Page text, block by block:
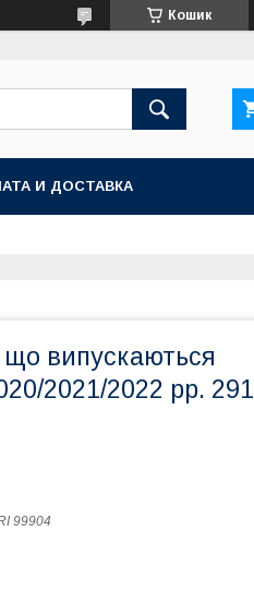
Кошик
И ДОСТАВКА
що випускаються
2021/2022 рр. 291
99904